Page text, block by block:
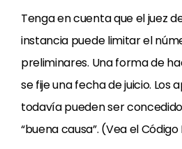
Tenga en cuenta que el juez
instancia puede limitar el
preliminares. Una forma de
se fije una fecha de juicio. Los
todavía pueden ser
“buena causa”. (Vea el Código